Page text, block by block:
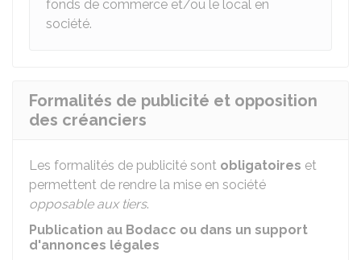
fonds de commerce et/ou le local en
société.
Formalités de publicité et opposition
des créanciers
Les formalités de publicité sont obligatoires et
permettent de rendre la mise en société
opposable aux tiers.
Publication au Bodacc ou dans un support
d'annonces légales